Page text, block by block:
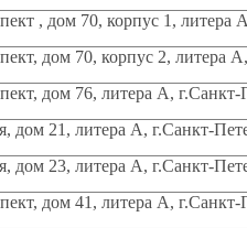
, дом 70, корпус 1, литера
дом 70, корпус 2, литера
дом 76, литера А, г.Санкт-
дом 21, литера А, г.Санкт-
дом 23, литера А, г.Санкт-
дом 41, литера А, г.Санкт-